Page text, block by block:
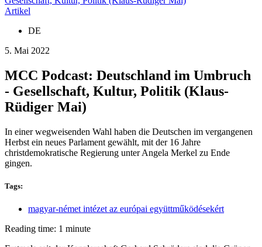
Artikel
DE
5. Mai 2022
MCC Podcast: Deutschland im Umbruch
- Gesellschaft, Kultur, Politik (Klaus-
Rüdiger Mai)
In einer wegweisenden Wahl haben die Deutschen im vergangenen
Herbst ein neues Parlament gewählt, mit der 16 Jahre
christdemokratische Regierung unter Angela Merkel zu Ende
gingen.
Tags:
magyar-német intézet az európai együttműködésekért
Reading time: 1 minute